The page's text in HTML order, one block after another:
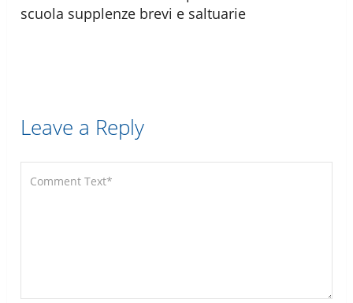
scuola supplenze brevi e saltuarie
Leave a Reply